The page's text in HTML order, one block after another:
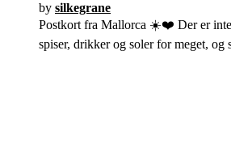
by silkegrane
Postkort fra Mallorca ☀️❤️ Der er
spiser, drikker og soler for meget, og